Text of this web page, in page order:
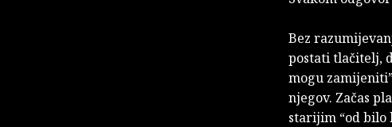
Bez
postati tlačitelj,
mogu
njegov. Začas
starijim “od bilo